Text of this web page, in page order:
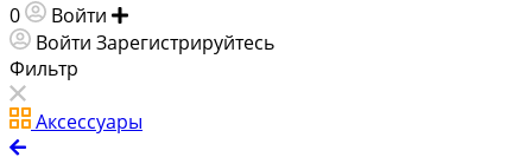
0 Войти
Войти Зарегистрируйтесь
Фильтр
Аксессуары